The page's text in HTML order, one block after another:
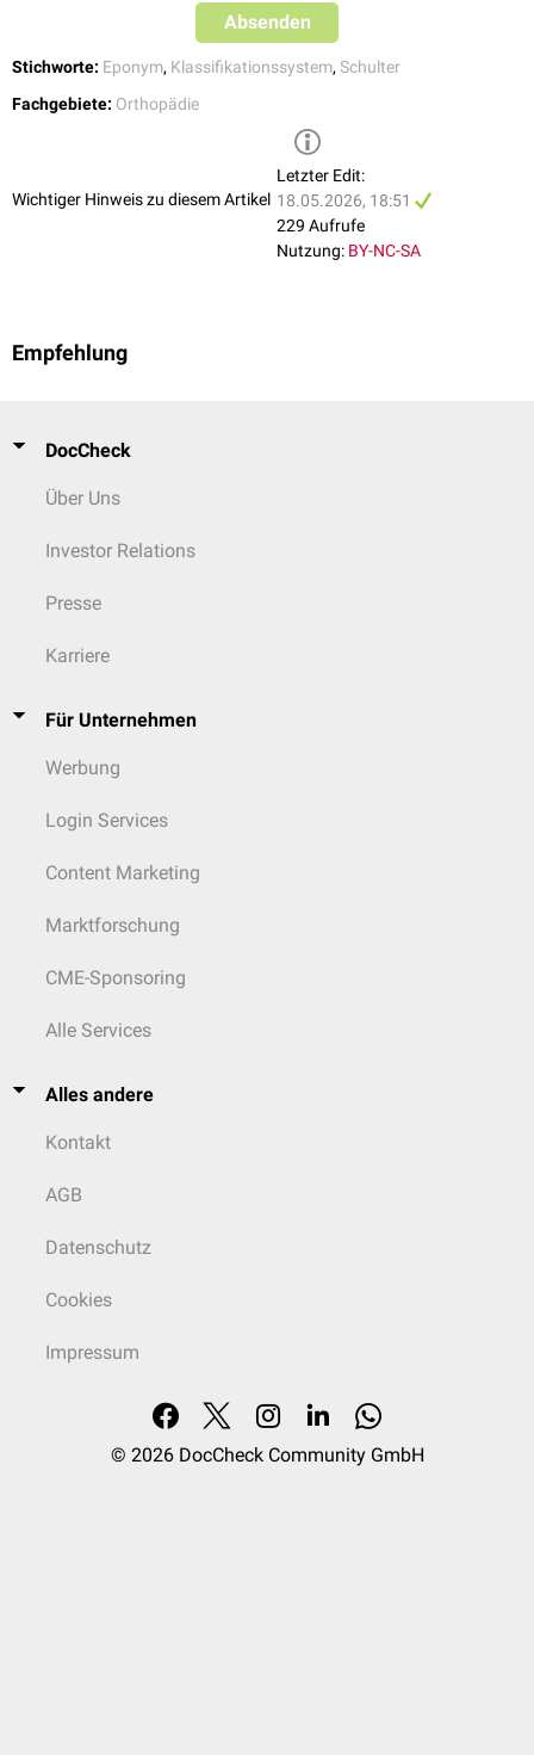
Absenden
Stichworte: Eponym, Klassifikationssystem, Schulter
Fachgebiete: Orthopädie
Wichtiger Hinweis zu diesem Artikel
Letzter Edit:
18.05.2026, 18:51
229 Aufrufe
Nutzung: BY-NC-SA
Empfehlung
DocCheck
Über Uns
Investor Relations
Presse
Karriere
Für Unternehmen
Werbung
Login Services
Content Marketing
Marktforschung
CME-Sponsoring
Alle Services
Alles andere
Kontakt
AGB
Datenschutz
Cookies
Impressum
© 2026 DocCheck Community GmbH